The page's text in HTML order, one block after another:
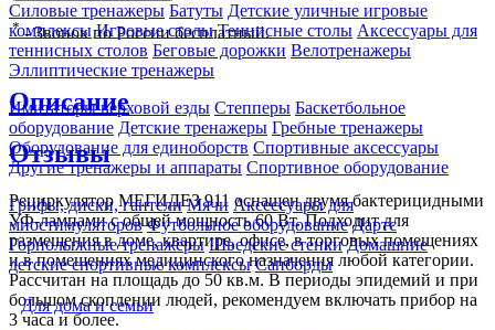
Силовые тренажеры Батуты Детские уличные игровые
комплексы Игровые столы Теннисные столы Аксессуары для
теннисных столов Беговые дорожки Велотренажеры
Эллиптические тренажеры
Имитаторы верховой езды Степперы Баскетбольное
оборудование Детские тренажеры Гребные тренажеры
Оборудование для единоборств Спортивные аксессуары
Другие тренажеры и аппараты Спортивное оборудование
Грифы, диски, гантели Мячи Аксессуары для
миостимуляторов Футбольное оборудование Дартс
Горнолыжные тренажёры Шведские стенки Домашние
детские спортивные комплексы Сапборды
Для дома и семьи
*- Звонок по России бесплатный.
Описание
Отзывы
Рециркулятор МЕГИДЕЗ 911 оснащен двумя бактерицидными
УФ-лампами с общей мощность 60 Вт. Подходит для
размещения в доме, квартире, офисе, в торговых помещениях
и в помещениях медицинского назначения любой категории.
Рассчитан на площадь до 50 кв.м. В периоды эпидемий и при
большом скоплении людей, рекомендуем включать прибор на
3 часа и более.